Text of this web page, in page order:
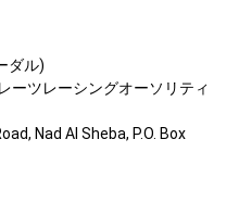
ダル)
ーツレーシングオーソリティ
Nad Al Sheba, P.O. Box